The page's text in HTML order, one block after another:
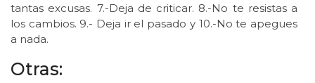
tantas excusas. 7.-Deja de criticar. 8.-No te resistas a
los cambios. 9.- Deja ir el pasado y 10.-No te apegues
a nada.
Otras: